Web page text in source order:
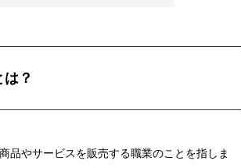
？
品やサービスを販売する職業のことを指しま